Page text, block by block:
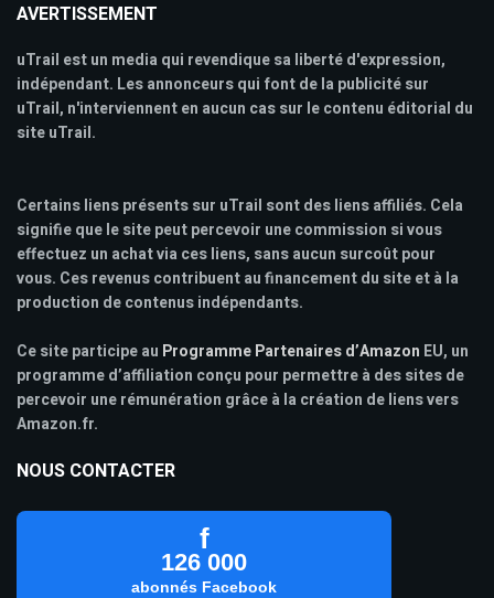
AVERTISSEMENT
uTrail est un media qui revendique sa liberté d'expression,
indépendant. Les annonceurs qui font de la publicité sur
uTrail, n'interviennent en aucun cas sur le contenu éditorial du
site uTrail.
Certains liens présents sur uTrail sont des liens affiliés. Cela
signifie que le site peut percevoir une commission si vous
effectuez un achat via ces liens, sans aucun surcoût pour
vous. Ces revenus contribuent au financement du site et à la
production de contenus indépendants.
Ce site participe au Programme Partenaires d’Amazon EU, un
programme d’affiliation conçu pour permettre à des sites de
percevoir une rémunération grâce à la création de liens vers
Amazon.fr.
NOUS CONTACTER
f
126 000
abonnés Facebook